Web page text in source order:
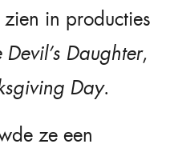
in producties
Devil’s Daughter,
Day.
ze een